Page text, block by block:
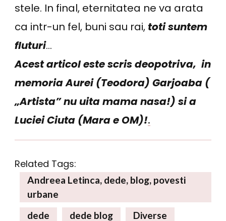
stele. In final, eternitatea ne va arata
ca intr-un fel, buni sau rai, toti suntem
fluturi…
Acest articol este scris deopotriva, in
memoria Aurei (Teodora) Garjoaba (
„Artista” nu uita mama nasa!) si a
Luciei Ciuta (Mara e OM)!.
Related Tags:
Andreea Letinca, dede, blog, povesti
urbane
dede
dede blog
Diverse